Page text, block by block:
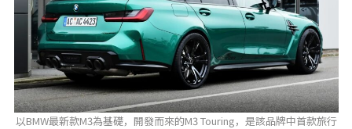
以BMW最新款M3為基礎，開發而來的M3 Touring，是該品牌中首款旅行